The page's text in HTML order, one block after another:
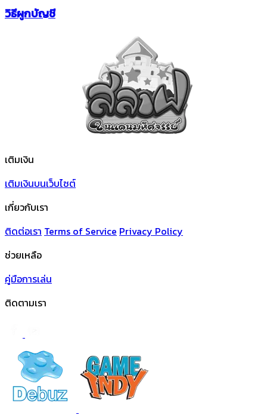
วิธีผูกบัญชี
เติมเงิน
เติมเงินบนเว็บไซต์
เกี่ยวกับเรา
ติดต่อเรา Terms of Service Privacy Policy
ช่วยเหลือ
คู่มือการเล่น
ติดตามเรา